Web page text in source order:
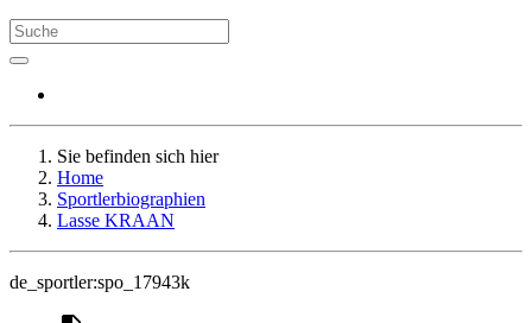
Sie befinden sich hier
Home
Sportlerbiographien
Lasse KRAAN
de_sportler:spo_17943k